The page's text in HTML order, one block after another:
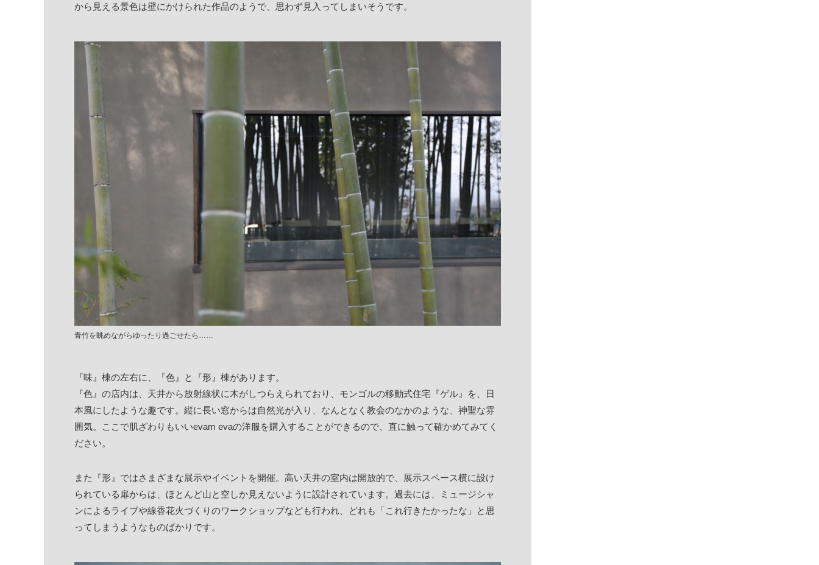
から見える景色は壁にかけられた作品のようで、思わず見入ってしまいそうです。
青竹を眺めながらゆったり過ごせたら……
『味』棟の左右に、『色』と『形』棟があります。
『色』の店内は、天井から放射線状に木がしつらえられており、モンゴルの移動式住宅『ゲル』を、日
本風にしたような趣です。縦に長い窓からは自然光が入り、なんとなく教会のなかのような、神聖な雰
囲気。ここで肌ざわりもいいevam evaの洋服を購入することができるので、直に触って確かめてみてく
ださい。
また『形』ではさまざまな展示やイベントを開催。高い天井の室内は開放的で、展示スペース横に設け
られている扉からは、ほとんど山と空しか見えないように設計されています。過去には、ミュージシャ
ンによるライブや線香花火づくりのワークショップなども行われ、どれも「これ行きたかったな」と思
ってしまうようなものばかりです。